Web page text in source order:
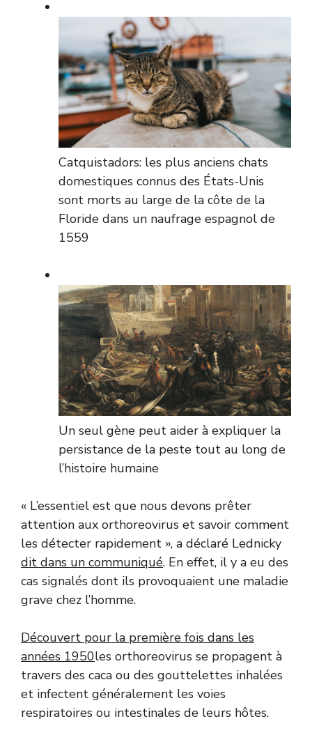
Catquistadors: les plus anciens chats
domestiques connus des États-Unis
sont morts au large de la côte de la
Floride dans un naufrage espagnol de
1559
Un seul gène peut aider à expliquer la
persistance de la peste tout au long de
l’histoire humaine
« L’essentiel est que nous devons prêter
attention aux orthoreovirus et savoir comment
les détecter rapidement », a déclaré Lednicky
dit dans un communiqué. En effet, il y a eu des
cas signalés dont ils provoquaient une maladie
grave chez l’homme.
Découvert pour la première fois dans les
années 1950les orthoreovirus se propagent à
travers des caca ou des gouttelettes inhalées
et infectent généralement les voies
respiratoires ou intestinales de leurs hôtes.